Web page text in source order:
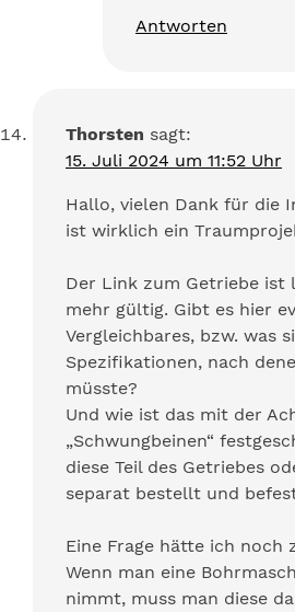
Antworten
Thorsten sagt:
15. Juli 2024 um 11:52 Uhr
Hallo, vielen Dank für die
ist wirklich ein
Der Link zum Getriebe ist
mehr gültig. Gibt es hier
Vergleichbares, bzw. was
Spezifikationen, nach
müsste?
Und wie ist das mit der
„Schwungbeinen“
diese Teil des Getriebes
separat bestellt und
Eine Frage hätte ich noch
Wenn man eine
nimmt, muss man diese